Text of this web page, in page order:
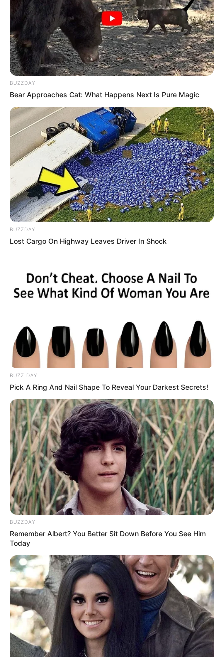
Serem! 9 Chat Ojek Online &
Pelanggan Ini Bikin Auto
Bikin Ngakak, 10 Potret
Cosplay Murah Pakai Bahan
Seadanya
Anti Mainstream, 10 Cara
Membawa Barang Belanjaan
Versi Warga Thailand
Langka Banget! 10 Pose Lucu
Katak yang Bikin Ketawa
Gemes
BUZZDAY
Bear Approaches Cat: What Happens Next Is Pure Magic
BUZZDAY
Lost Cargo On Highway Leaves Driver In Shock
BUZZ DAY
Pick A Ring And Nail Shape To Reveal Your Darkest Secrets!
BUZZDAY
Remember Albert? You Better Sit Down Before You See Him
Today